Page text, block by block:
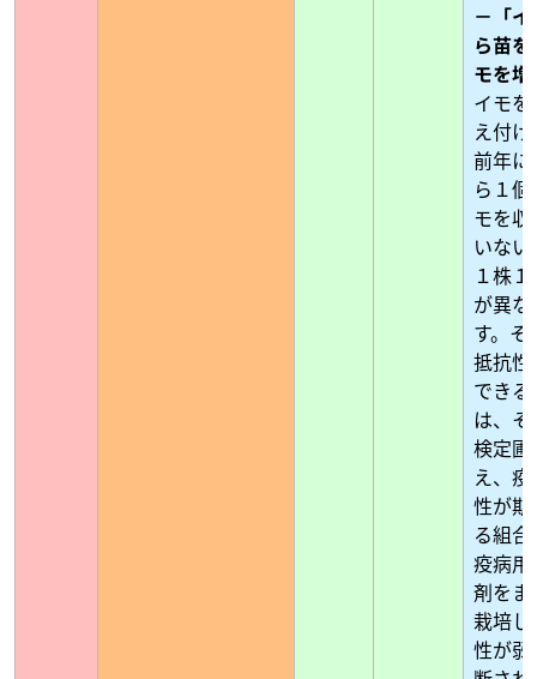
－「
ら苗
モを
イモ
え付け
前年
ら１
モを
いな
１株
が異な
す。そ
抵抗性
でき
は、
検定圃
え、
性が期
る組
疫病用
剤をま
栽培し
性が弱